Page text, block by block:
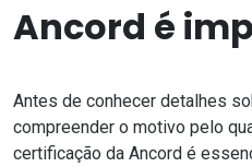
Ancord é
Antes de conhecer detalhes
compreender o motivo pelo
certificação da Ancord é